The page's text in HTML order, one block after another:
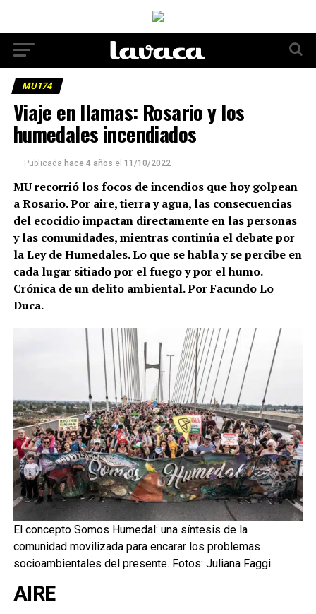
MU174
Viaje en llamas: Rosario y los
humedales incendiados
Publicada hace 4 años el 11/10/2022
MU recorrió los focos de incendios que hoy golpean
a Rosario. Por aire, tierra y agua, las consecuencias
del ecocidio impactan directamente en las personas
y las comunidades, mientras continúa el debate por
la Ley de Humedales. Lo que se habla y se percibe en
cada lugar sitiado por el fuego y por el humo.
Crónica de un delito ambiental. Por Facundo Lo
Duca.
El concepto Somos Humedal: una síntesis de la
comunidad movilizada para encarar los problemas
socioambientales del presente. Fotos: Juliana Faggi
AIRE